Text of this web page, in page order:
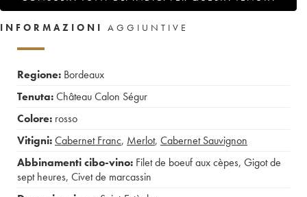
INFORMAZIONI AGGIUNTIVE
Regione: Bordeaux
Tenuta:Château Calon Ségur
Colore: rosso
Vitigni:Cabernet Franc, Merlot, Cabernet Sauvignon
Abbinamenti cibo-vino: Filet de boeuf aux cèpes, Gigot de
sept heures, Civet de marcassin